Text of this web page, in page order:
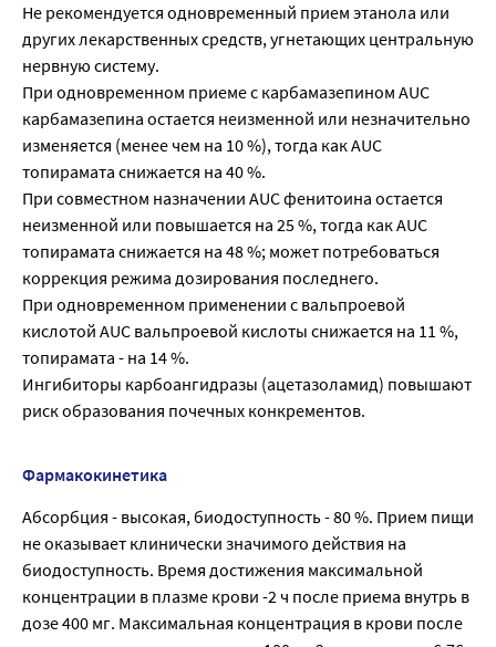
Не рекомендуется одновременный прием этанола или
других лекарственных средств, угнетающих центральную
нервную систему.
При одновременном приеме с карбамазепином AUC
карбамазепина остается неизменной или незначительно
изменяется (менее чем на 10 %), тогда как AUC
топирамата снижается на 40 %.
При совместном назначении AUC фенитоина остается
неизменной или повышается на 25 %, тогда как AUC
топирамата снижается на 48 %; может потребоваться
коррекция режима дозирования последнего.
При одновременном применении с вальпроевой
кислотой AUC вальпроевой кислоты снижается на 11 %,
топирамата - нa 14 %.
Ингибиторы карбоангидразы (ацетазоламид) повышают
риск образования почечных конкрементов.
Фармакокинетика
Абсорбция - высокая, биодоступность - 80 %. Прием пищи
не оказывает клинически значимого действия на
биодоступность. Время достижения максимальной
концентрации в плазме крови -2 ч после приема внутрь в
дозе 400 мг. Максимальная концентрация в крови после